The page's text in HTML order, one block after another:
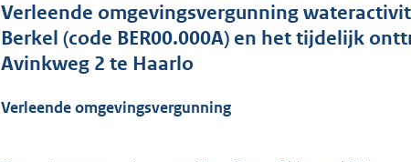
Verleende omgevingsvergunning
Berkel (code BER00.000A) en het tijdelijk
Avinkweg 2 te Haarlo
Verleende omgevingsvergunning